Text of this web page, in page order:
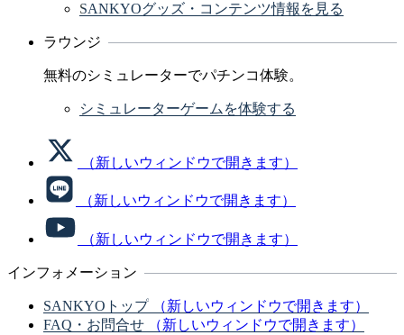
SANKYOグッズ・コンテンツ情報を見る
ラウンジ
無料のシミュレーターでパチンコ体験。
シミュレーターゲームを体験する
（新しいウィンドウで開きます）
（新しいウィンドウで開きます）
（新しいウィンドウで開きます）
インフォメーション
SANKYOトップ
（新しいウィンドウで開きます）
FAQ・お問合せ
（新しいウィンドウで開きます）